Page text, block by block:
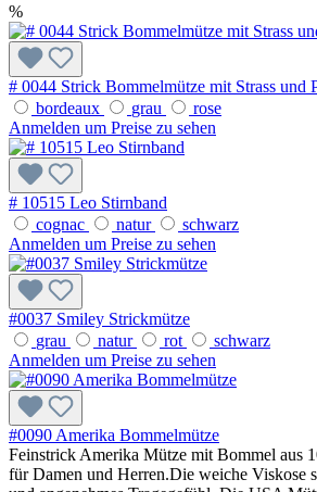
%
# 0044 Strick Bommelmütze mit Strass und
bordeaux
grau
rose
Anmelden um Preise zu sehen
# 10515 Leo Stirnband
cognac
natur
schwarz
Anmelden um Preise zu sehen
#0037 Smiley Strickmütze
grau
natur rot
schwarz
Anmelden um Preise zu sehen
#0090 Amerika Bommelmütze
Feinstrick Amerika Mütze mit Bommel aus
für Damen und Herren.Die weiche Viskose